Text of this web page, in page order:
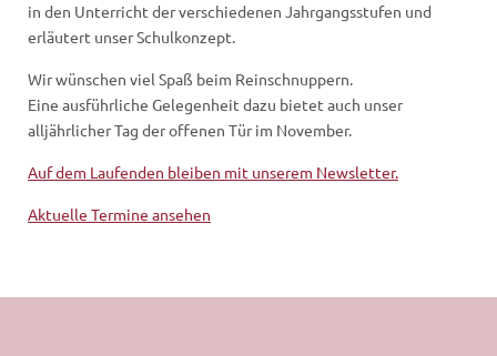
in den Unterricht der verschiedenen Jahrgangsstufen und
erläutert unser Schulkonzept.
Wir wünschen viel Spaß beim Reinschnuppern.
Eine ausführliche Gelegenheit dazu bietet auch unser
alljährlicher Tag der offenen Tür im November.
Auf dem Laufenden bleiben mit unserem Newsletter.
Aktuelle Termine ansehen